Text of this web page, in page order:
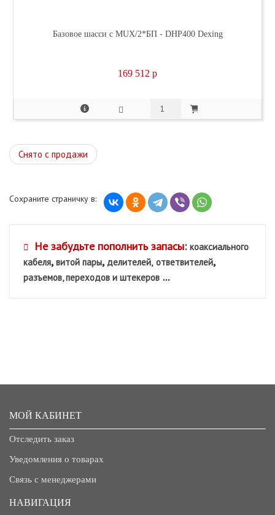
Базовое шасси с MUX/2*БП - DHP400 Dexing
169 512 p
Снято с продажи
Сохраните страничку в:
Не забудьте пополнить запасы: коаксиального
кабеля,витой пары, делителей, ответвителей,
разъемов, переходов и штекеров ...
МОЙ КАБИНЕТ
Отследить заказ
Уведомления о товарах
Связь с менеджерами
НАВИГАЦИЯ